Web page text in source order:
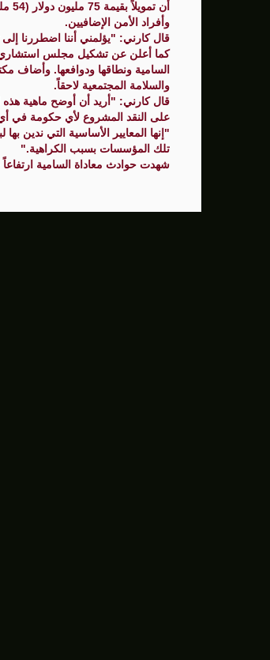
بشارة مرجية - مصور ومونتير
وأفراد الأمن الإضافيين.
قال كارني: "يؤلمني أننا اضطررنا إلى تخصيص 75 مليون دولار لهذا الأمر، أي
كما أعلن عن تشكيل مجلس استشاري
السامية ونطاقها ودوافعها. وأضاف
والسلامة المجتمعية لاحقاً.
قال كارني: "أريد أن أوضح ماهية هذه
على النقد المشروع لأي حكومة في
"إنها المعايير الأساسية التي ندين
تلك المؤسسات بسبب الكراهية."
شهدت حوادث معاداة السامية ارتفاعاً